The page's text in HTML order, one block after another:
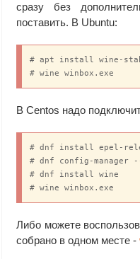
сразу без
поставить. В Ubuntu:
# apt install wine-
# wine winbox.exe
В Centos надо
# dnf install epel-
# dnf config-manager
# dnf install wine
# wine winbox.exe
Либо можете
собрано в одном месте -